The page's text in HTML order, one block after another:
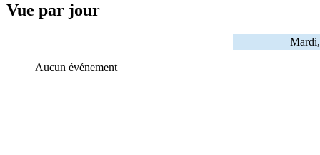
Vue par jour
Aucun événement